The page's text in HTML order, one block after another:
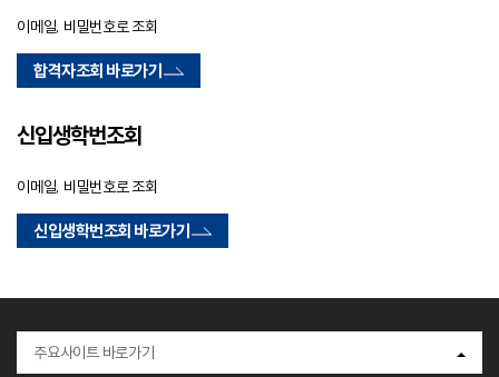
이메일, 비밀번호로 조회
합격자조회 바로가기
신입생학번조회
이메일, 비밀번호로 조회
신입생학번조회 바로가기
주요사이트 바로가기